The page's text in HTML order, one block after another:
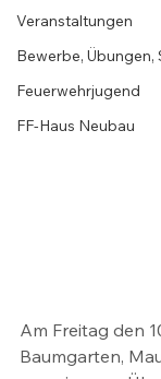
Veranstaltungen
Bewerbe, Übungen,
Feuerwehrjugend
FF-Haus Neubau
Am Freitag den
Baumgarten,